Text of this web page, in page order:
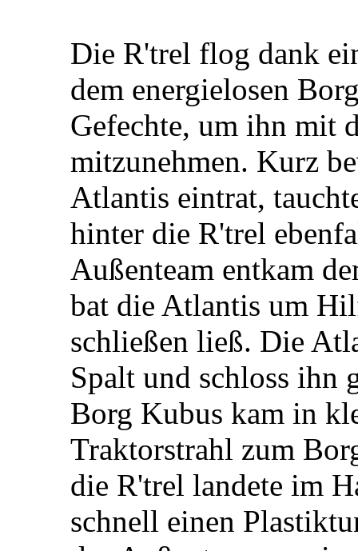
Die R'trel flog dank
dem energielosen
Gefechte, um ihn mit
mitzunehmen. Kurz
Atlantis eintrat,
hinter die R'trel
Außenteam entkam
bat die Atlantis um
schließen ließ. Die
Spalt und schloss ihn
Borg Kubus kam in
Traktorstrahl zum
die R'trel landete im
schnell einen